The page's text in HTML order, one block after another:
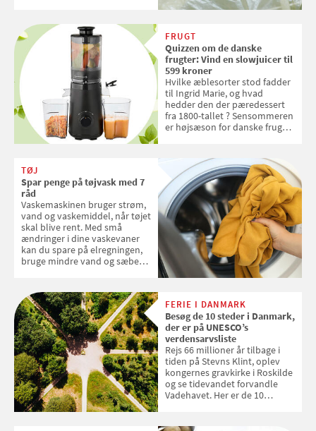
FRUGT
Quizzen om de danske
frugter: Vind en slowjuicer til
599 kroner
Hvilke æblesorter stod fadder
til Ingrid Marie, og hvad
hedder den der pæredessert
fra 1800-tallet ? Sensommeren
er højsæson for danske fruger,
favoritter. Det fejrer Samvirke
med en quiz om alt det danske
frugt, vi elsker. Konkurrencen
slutter fredag d. 18. september
2026
TØJ
Spar penge på tøjvask med 7
råd
Vaskemaskinen bruger strøm,
vand og vaskemiddel, når tøjet
skal blive rent. Med små
ændringer i dine vaskevaner
kan du spare på elregningen,
bruge mindre vand og sæbe
enkle råd til at spare penge på
tøjvasken
FERIE I DANMARK
Besøg de 10 steder i Danmark,
der er på UNESCO’s
verdensarvsliste
Rejs 66 millioner år tilbage i
tiden på Stevns Klint, oplev
kongernes gravkirke i Roskilde
og se tidevandet forvandle
Vadehavet. Her er de 10